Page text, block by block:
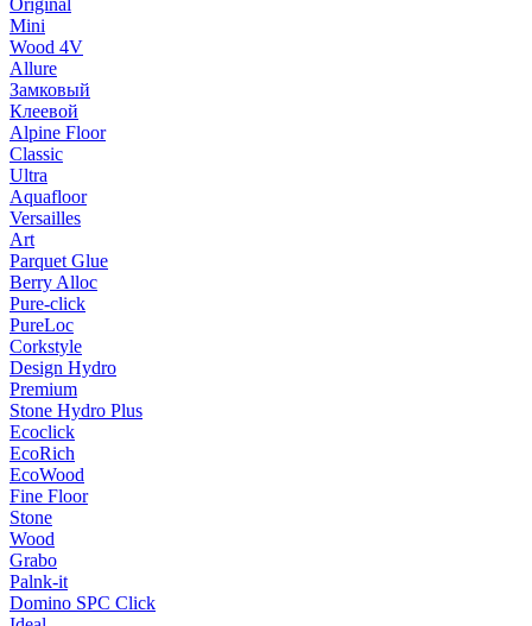
Original
Mini
Wood 4V
Allure
Замковый
Клеевой
Alpine Floor
Classic
Ultra
Aquafloor
Versailles
Art
Parquet Glue
Berry Alloc
Pure-click
PureLoc
Corkstyle
Design Hydro
Premium
Stone Hydro Plus
Ecoclick
EcoRich
EcoWood
Fine Floor
Stone
Wood
Grabo
Palnk-it
Domino SPC Click